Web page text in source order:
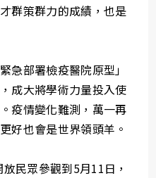
群策群力的成績，也是
急部署檢疫醫院原型」
成大將學術力量投入使
疫情變化難測，萬一再
好也會是世界領頭羊。
民眾參觀到5月11日，